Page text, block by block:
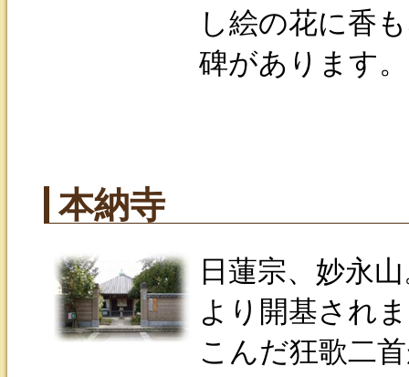
し絵の花に香
碑があります。
本納寺
日蓮宗、妙永
より開基され
こんだ狂歌二